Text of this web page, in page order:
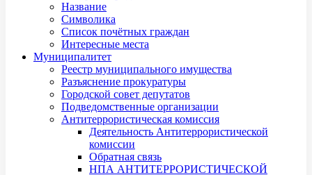
Название
Символика
Список почётных граждан
Интересные места
Муниципалитет
Реестр муниципального имущества
Разъяснение прокуратуры
Городской совет депутатов
Подведомственные организации
Антитеррористическая комиссия
Деятельность Антитеррористической
комиссии
Обратная связь
НПА АНТИТЕРРОРИСТИЧЕСКОЙ